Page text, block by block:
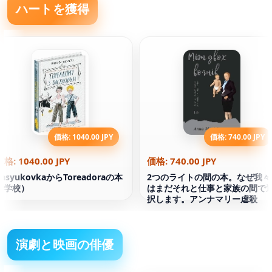
ハートを獲得
価格: 1040.00 JPY
格: 1040.00 JPY
からToreadoraの本
学校）
価格: 740.00 JPY
価格: 740.00 JPY
2つのライトの間の本。なぜ我々
はまだそれと仕事と家族の間で
択します。アンナマリー虐殺
演劇と映画の俳優